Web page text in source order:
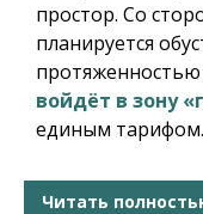
простор. Со
планируется
войдёт в зону
единым тарифом.
Читать